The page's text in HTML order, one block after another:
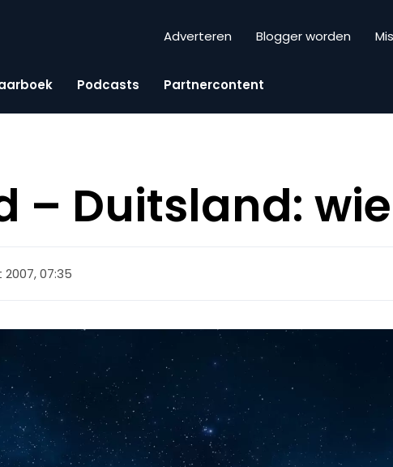
Adverteren Blogger worden
Podcasts Partnercontent
– Duitsland:
07:35